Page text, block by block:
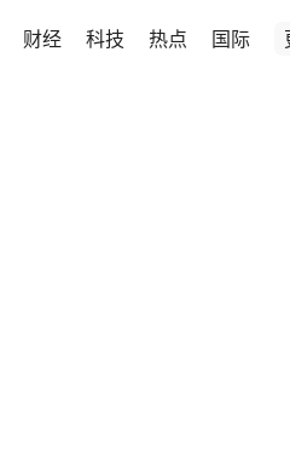
财经 科技 热点 国际